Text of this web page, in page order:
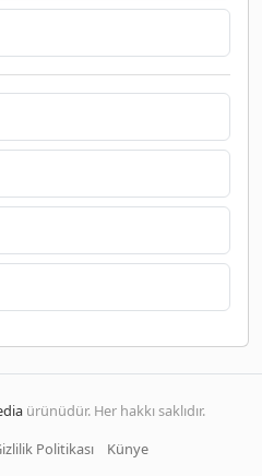
ürünüdür. Her hakkı saklıdır.
Politikası Künye